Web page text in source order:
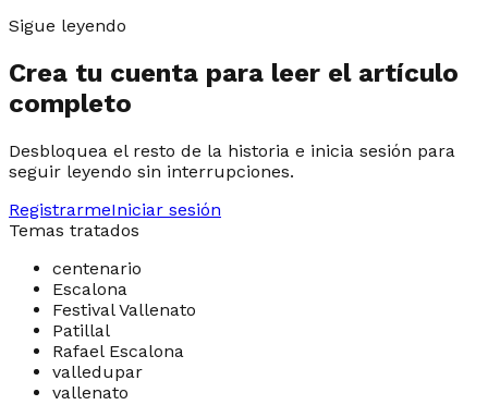
Sigue leyendo
Crea tu cuenta para leer el artículo
completo
Desbloquea el resto de la historia e inicia sesión para
seguir leyendo sin interrupciones.
RegistrarmeIniciar sesión
Temas tratados
centenario
Escalona
Festival Vallenato
Patillal
Rafael Escalona
valledupar
vallenato